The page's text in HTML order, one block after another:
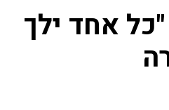
אומר" פרק 28 – "כל אחד ילך